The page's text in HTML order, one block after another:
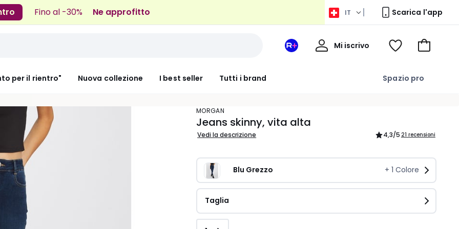
Fino al -30% Ne approfitto IT Scarica l'app
per il rientro" Nuova collezione I best seller Tutti i brand Spazio pro
Il
Mi iscrivo
Voir
Vai
MORGAN
Jeans skinny, vita alta
Vedi la descrizione 4,3/5 21 recensioni
Blu Grezzo + 1 Colore
Taglia